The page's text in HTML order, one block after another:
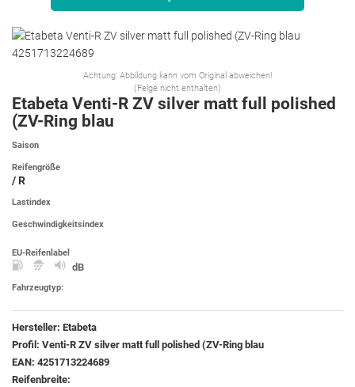
Achtung: Abbildung kann vom Original abweichen!
(Felge nicht enthalten)
Etabeta Venti-R ZV silver matt full polished
(ZV-Ring blau
Saison
Reifengröße
/ R
Lastindex
Geschwindigkeitsindex
EU-Reifenlabel
dB
Fahrzeugtyp:
Hersteller: Etabeta
Profil: Venti-R ZV silver matt full polished (ZV-Ring blau
EAN: 4251713224689
Reifenbreite: